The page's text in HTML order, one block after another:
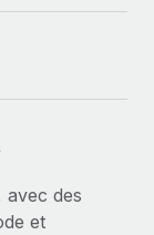
grâce à
avec des
et